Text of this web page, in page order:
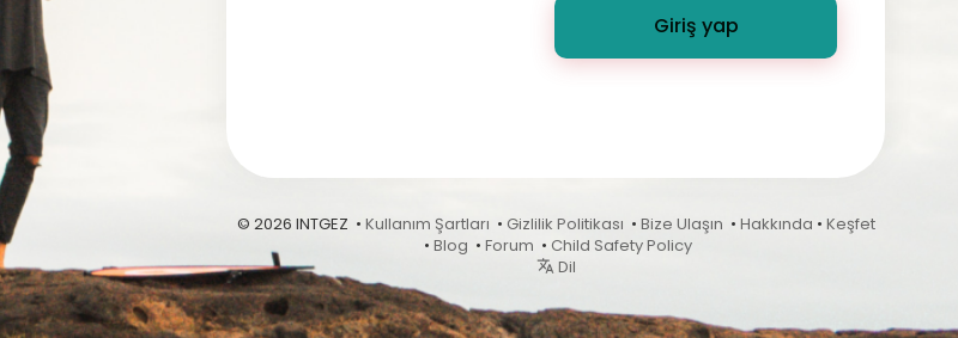
Giriş yap
© 2026 INTGEZ • Kullanım Şartları • Gizlilik Politikası • Bize Ulaşın • Hakkında • Keşfet
• Blog • Forum • Child Safety Policy
Dil